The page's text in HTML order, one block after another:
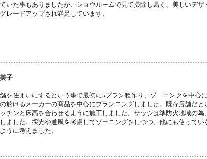
いた事もありましたが、ショウルームで見て掃除し易く、美しいデ
グレードアップされ満足しています。
子
を住まいにするという事で最初に5プラン程作り、ゾーニングを中心
於けるメーカーの商品を中心にプランニングしました。既存店舗だと
チンと床高を合わせるように施工しました。サッシは準防火地域の
ました。採光や通風を考慮してゾーニングをしつつ、他にも使って
うに考えました。